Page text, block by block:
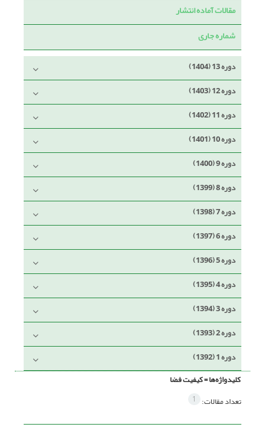
مقالات آماده انتشار
شماره جاری
دوره 13 (1404)
دوره 12 (1403)
دوره 11 (1402)
دوره 10 (1401)
دوره 9 (1400)
دوره 8 (1399)
دوره 7 (1398)
دوره 6 (1397)
دوره 5 (1396)
دوره 4 (1395)
دوره 3 (1394)
دوره 2 (1393)
دوره 1 (1392)
کلیدواژه‌ها =کیفیت فضا
تعداد مقالات: 1